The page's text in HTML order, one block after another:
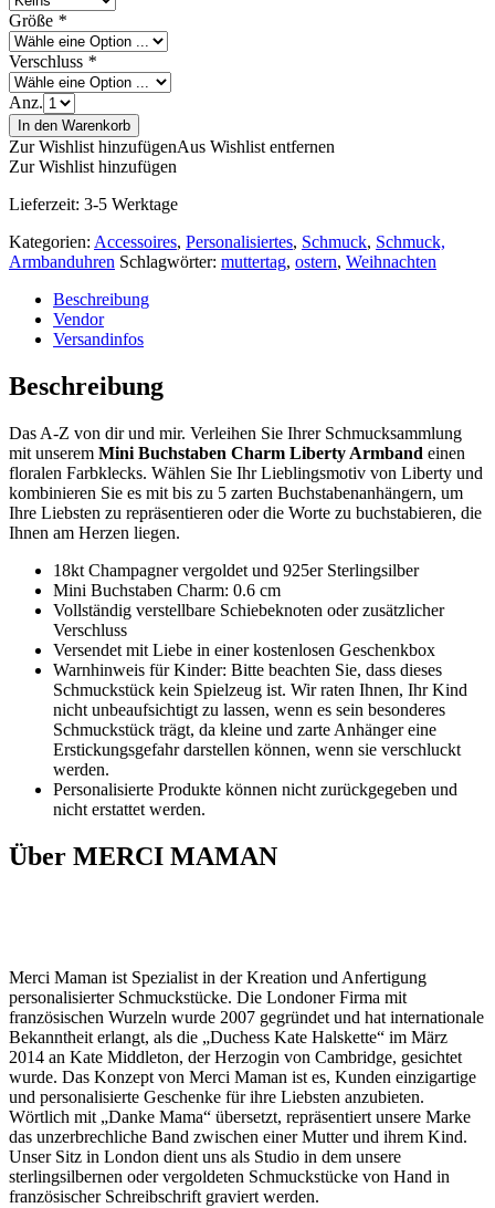
Größe *
Verschluss *
Anz.
In den Warenkorb
Zur Wishlist hinzufügenAus Wishlist entfernen
Zur Wishlist hinzufügen
Lieferzeit: 3-5 Werktage
Kategorien: Accessoires, Personalisiertes, Schmuck, Schmuck,
Armbanduhren Schlagwörter: muttertag, ostern, Weihnachten
Beschreibung
Vendor
Versandinfos
Beschreibung
Das A-Z von dir und mir. Verleihen Sie Ihrer Schmucksammlung
mit unserem Mini Buchstaben Charm Liberty Armband einen
floralen Farbklecks. Wählen Sie Ihr Lieblingsmotiv von Liberty und
kombinieren Sie es mit bis zu 5 zarten Buchstabenanhängern, um
Ihre Liebsten zu repräsentieren oder die Worte zu buchstabieren, die
Ihnen am Herzen liegen.
18kt Champagner vergoldet und 925er Sterlingsilber
Mini Buchstaben Charm: 0.6 cm
Vollständig verstellbare Schiebeknoten oder zusätzlicher
Verschluss
Versendet mit Liebe in einer kostenlosen Geschenkbox
Warnhinweis für Kinder: Bitte beachten Sie, dass dieses
Schmuckstück kein Spielzeug ist. Wir raten Ihnen, Ihr Kind
nicht unbeaufsichtigt zu lassen, wenn es sein besonderes
Schmuckstück trägt, da kleine und zarte Anhänger eine
Erstickungsgefahr darstellen können, wenn sie verschluckt
werden.
Personalisierte Produkte können nicht zurückgegeben und
nicht erstattet werden.
Über MERCI MAMAN
Merci Maman ist Spezialist in der Kreation und Anfertigung
personalisierter Schmuckstücke. Die Londoner Firma mit
französischen Wurzeln wurde 2007 gegründet und hat internationale
Bekanntheit erlangt, als die „Duchess Kate Halskette“ im März
2014 an Kate Middleton, der Herzogin von Cambridge, gesichtet
wurde. Das Konzept von Merci Maman ist es, Kunden einzigartige
und personalisierte Geschenke für ihre Liebsten anzubieten.
Wörtlich mit „Danke Mama“ übersetzt, repräsentiert unsere Marke
das unzerbrechliche Band zwischen einer Mutter und ihrem Kind.
Unser Sitz in London dient uns als Studio in dem unsere
sterlingsilbernen oder vergoldeten Schmuckstücke von Hand in
französischer Schreibschrift graviert werden.